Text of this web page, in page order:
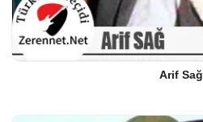
Arif Sağ